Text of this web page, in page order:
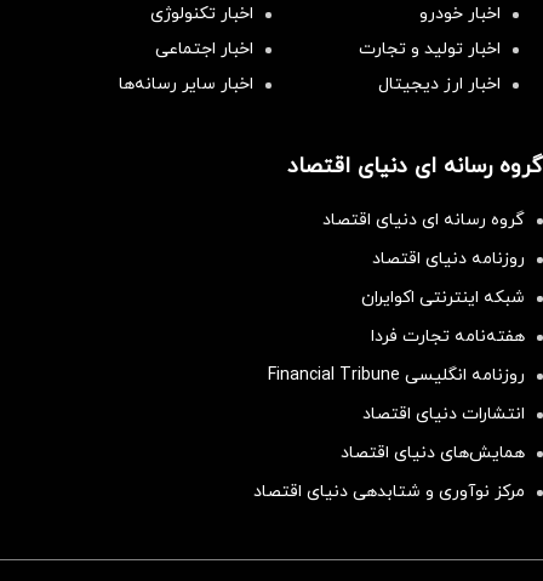
اخبار خودرو
اخبار تکنولوژی
اخبار تولید و تجارت
اخبار اجتماعی
اخبار ارز دیجیتال
اخبار سایر رسانه‌‌ها
گروه رسانه ای دنیای اقتصاد
گروه رسانه ای دنیای اقتصاد
روزنامه دنیای اقتصاد
شبکه اینترنتی اکوایران
هفته‌نامه تجارت فردا
روزنامه انگلیسی Financial Tribune
انتشارات دنیای اقتصاد
همایش‌های دنیای اقتصاد
مرکز نوآوری و شتابدهی دنیای اقتصاد